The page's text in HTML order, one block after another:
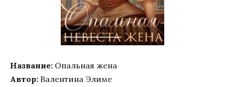
Название: Опальная жена
Автор: Валентина Элиме